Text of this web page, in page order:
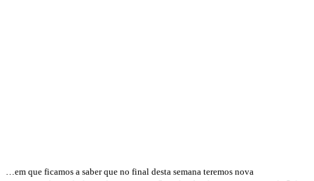
…em que ficamos a saber que no final desta semana teremos nova